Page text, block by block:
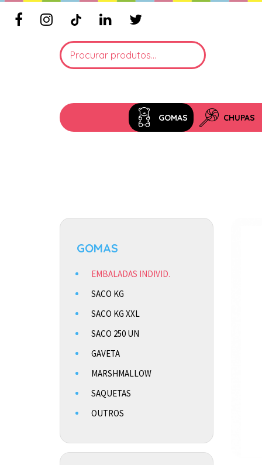
GOMAS CHUPAS
GOMAS
EMBALADAS INDIVID.
SACO KG
SACO KG XXL
SACO 250 UN
GAVETA
MARSHMALLOW
SAQUETAS
OUTROS